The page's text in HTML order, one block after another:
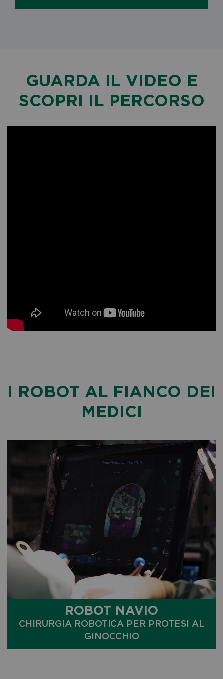
GUARDA IL VIDEO E
SCOPRI IL PERCORSO
I ROBOT AL FIANCO DEI
MEDICI
ROBOT NAVIO
CHIRURGIA ROBOTICA PER PROTESI AL
GINOCCHIO